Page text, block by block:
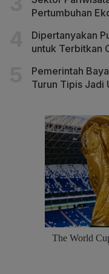
Pertumbuhan
Dipertanyakan
untuk Terbitkan
Pemerintah
Turun Tipis Jadi